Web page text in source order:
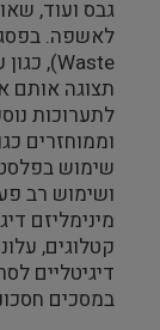
גבס ועוד,
לאשפה.
Waste
),
תצוגה אותם
לתערוכות
וממוחזרים
שימוש
ושימוש רב
מינימליזם
קטלוגים,
דיגיטליים
במסכים